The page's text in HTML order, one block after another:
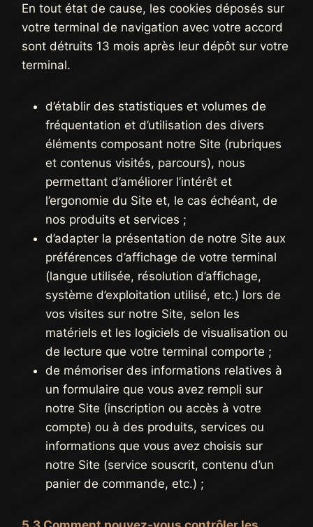
En tout état de cause, les cookies déposés sur
votre terminal de navigation avec votre accord
sont détruits 13 mois après leur dépôt sur votre
terminal.
d’établir des statistiques et volumes de
fréquentation et d’utilisation des divers
éléments composant notre Site (rubriques
et contenus visités, parcours), nous
permettant d’améliorer l’intérêt et
l’ergonomie du Site et, le cas échéant, de
nos produits et services ;
d’adapter la présentation de notre Site aux
préférences d’affichage de votre terminal
(langue utilisée, résolution d’affichage,
système d’exploitation utilisé, etc.) lors de
vos visites sur notre Site, selon les
matériels et les logiciels de visualisation ou
de lecture que votre terminal comporte ;
de mémoriser des informations relatives à
un formulaire que vous avez rempli sur
notre Site (inscription ou accès à votre
compte) ou à des produits, services ou
informations que vous avez choisis sur
notre Site (service souscrit, contenu d’un
panier de commande, etc.) ;